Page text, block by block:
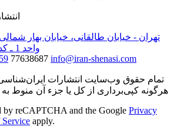
واحد 1 ـ کد پستی 1563655711
77638687 info@iran-shenasi.com
تمام حقوق وب‌سایت انتشارات
هرگونه کپی‌برداری از کل یا جزء آن منوط
by reCAPTCHA and the Google Privacy
Service apply.